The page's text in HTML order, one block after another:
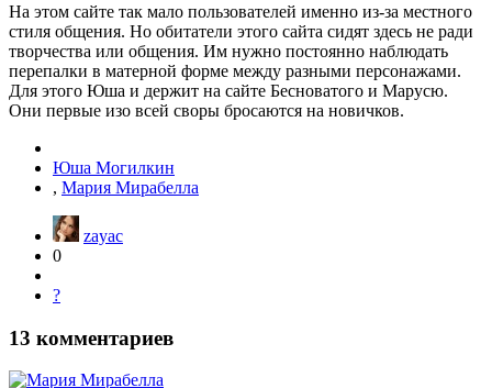
На этом сайте так мало пользователей именно из-за местного
стиля общения. Но обитатели этого сайта сидят здесь не ради
творчества или общения. Им нужно постоянно наблюдать
перепалки в матерной форме между разными персонажами.
Для этого Юша и держит на сайте Бесноватого и Марусю.
Они первые изо всей своры бросаются на новичков.
Юша Могилкин
, Мария Мирабелла
zayac
0
?
13 комментариев